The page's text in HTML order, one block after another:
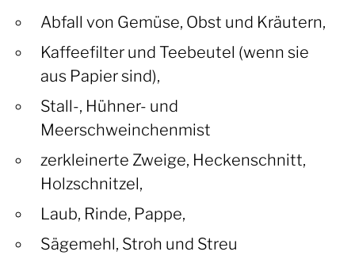
Abfall von Gemüse, Obst und Kräutern,
Kaffeefilter und Teebeutel (wenn sie
aus Papier sind),
Stall-, Hühner- und
Meerschweinchenmist
zerkleinerte Zweige, Heckenschnitt,
Holzschnitzel,
Laub, Rinde, Pappe,
Sägemehl, Stroh und Streu